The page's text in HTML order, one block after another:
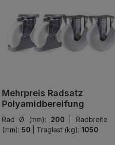
Aluminiumdruckgussfelge sorgt
für ruhigen Lauf und hohe
Verschleißfestigkeit. Präzise
Kugellager gewährleisten
reduzieren!*Preis auf Anfrage
Mehrpreis Radsatz
Polyamidbereifung
Rad Ø (mm): 200
(mm): 50 Traglast (kg): 1050